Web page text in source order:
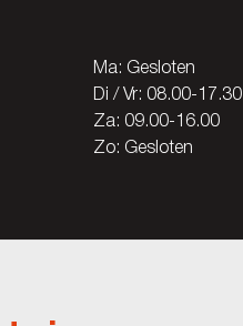
Ma: Gesloten
Di / Vr: 08.00-17.30
Za: 09.00-16.00
Zo: Gesloten